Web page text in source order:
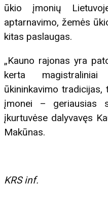
ūkio įmonių
aptarnavimo, žemės
kitas paslaugas.
„Kauno rajonas yra
kerta
ūkininkavimo
įmonei – geriausias
įkurtuvėse dalyvavęs
Makūnas.
KRS inf.